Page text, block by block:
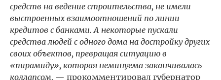
средств на ведение строительства, не имели
выстроенных взаимоотношений по линии
кредитов с банками. А некоторые пускали
средства людей с одного дома на достройку других
своих объектов, превращая ситуацию в
«пирамиду», которая неминуема заканчивалась
коллапсом, — прокомментировал губернатор